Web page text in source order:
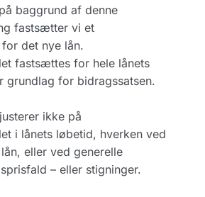
baggrund af denne
fastsætter vi et
det nye lån.
fastsættes for hele lånets
grundlag for bidragssatsen.
ikke på
i lånets løbetid, hverken ved
eller ved generelle
– eller stigninger.